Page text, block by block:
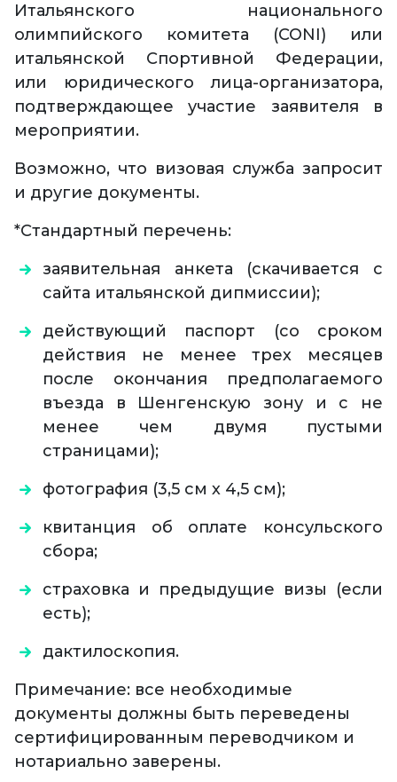
Итальянского национального
олимпийского комитета (CONI) или
итальянской Спортивной Федерации,
или юридического лица-организатора,
подтверждающее участие заявителя в
мероприятии.
Возможно, что визовая служба запросит
и другие документы.
*Стандартный перечень:
заявительная анкета (скачивается с
сайта итальянской дипмиссии);
действующий паспорт (со сроком
действия не менее трех месяцев
после окончания предполагаемого
въезда в Шенгенскую зону и с не
менее чем двумя пустыми
страницами);
фотография (3,5 см х 4,5 см);
квитанция об оплате консульского
сбора;
страховка и предыдущие визы (если
есть);
дактилоскопия.
Примечание: все необходимые
документы должны быть переведены
сертифицированным переводчиком и
нотариально заверены.